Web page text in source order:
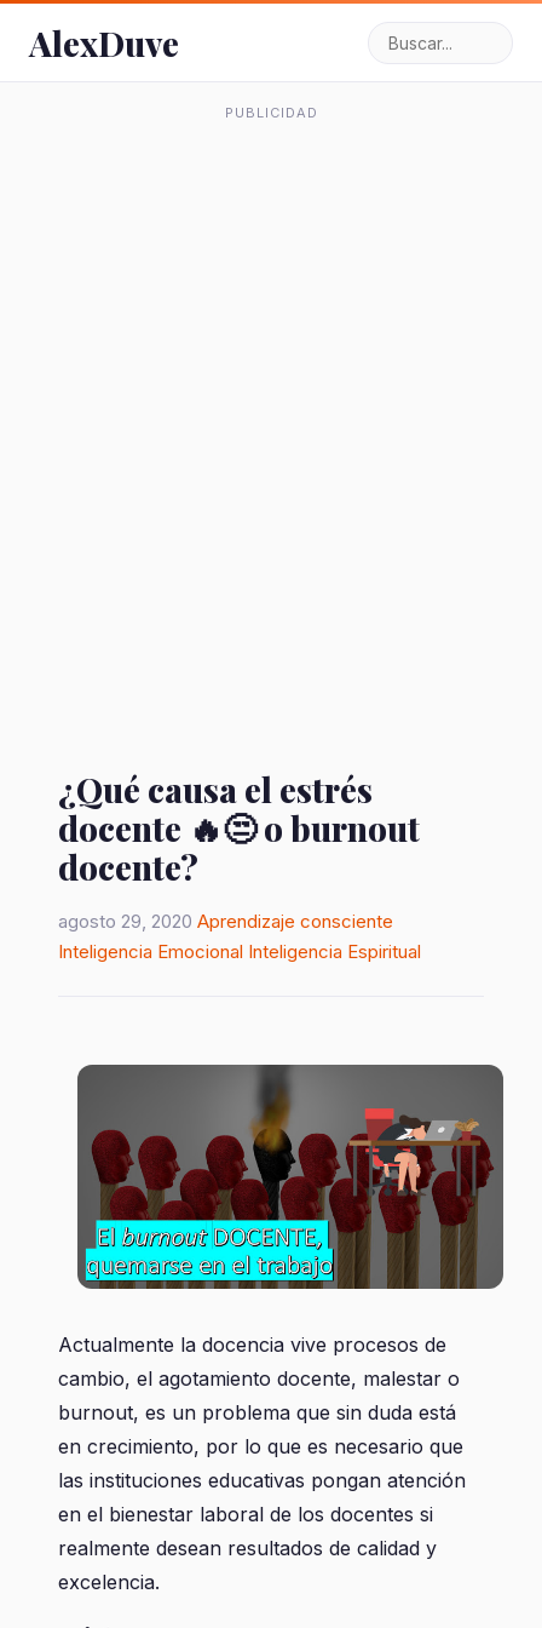
AlexDuve
PUBLICIDAD
¿Qué causa el estrés
docente 🔥😒 o burnout
docente?
agosto 29, 2020 Aprendizaje consciente
Inteligencia Emocional Inteligencia Espiritual
Actualmente la docencia vive procesos de
cambio, el agotamiento docente, malestar o
burnout, es un problema que sin duda está
en crecimiento, por lo que es necesario que
las instituciones educativas pongan atención
en el bienestar laboral de los docentes si
realmente desean resultados de calidad y
excelencia.